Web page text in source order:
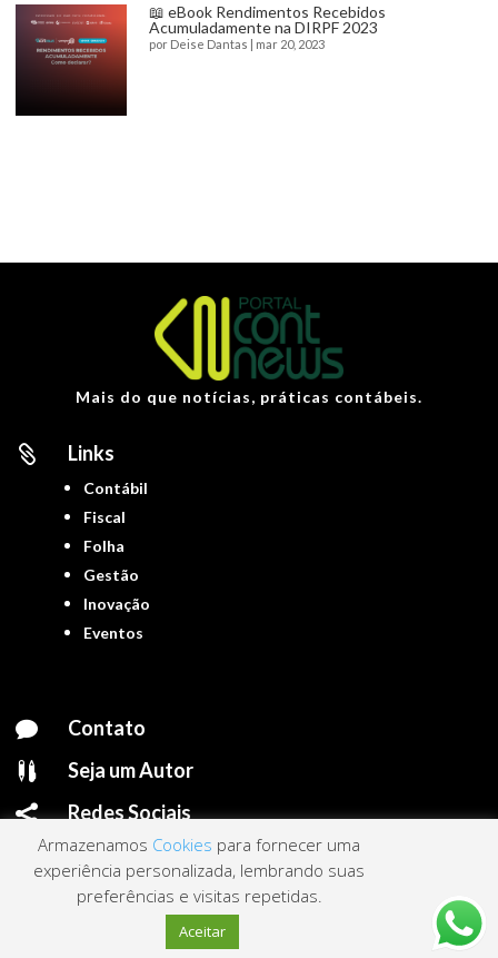
📖 eBook Rendimentos Recebidos
Acumuladamente na DIRPF 2023
por Deise Dantas | mar 20, 2023
Mais do que notícias, práticas contábeis.
 Links
Contábil
Fiscal
Folha
Gestão
Inovação
Eventos
 Contato
 Seja um Autor
 Redes Sociais
Portal ContNews © 2022 – Todos os direitos reservados | Mantido porLink
Armazenamos Cookies para fornecer uma
experiência personalizada, lembrando suas
preferências e visitas repetidas.
Aceitar